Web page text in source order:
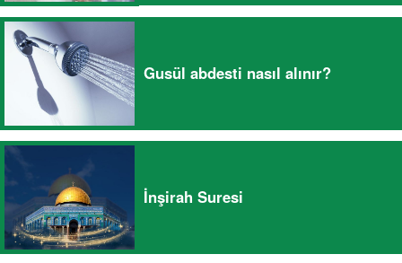
Gusül abdesti nasıl alınır?
İnşirah Suresi